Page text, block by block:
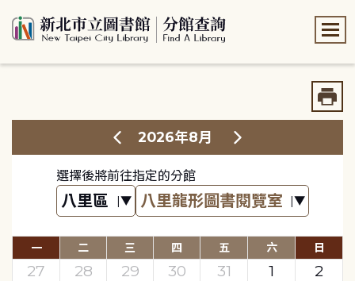
2026年8月
選擇後將前往指定的分館
一 二 三 四 五 六 日
27 28 29 30 31 1
2